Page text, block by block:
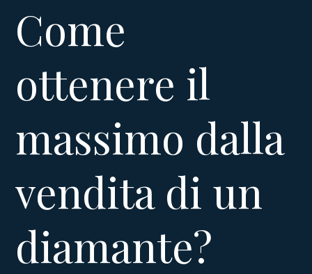
Come
ottenere il
massimo dalla
vendita di un
diamante?